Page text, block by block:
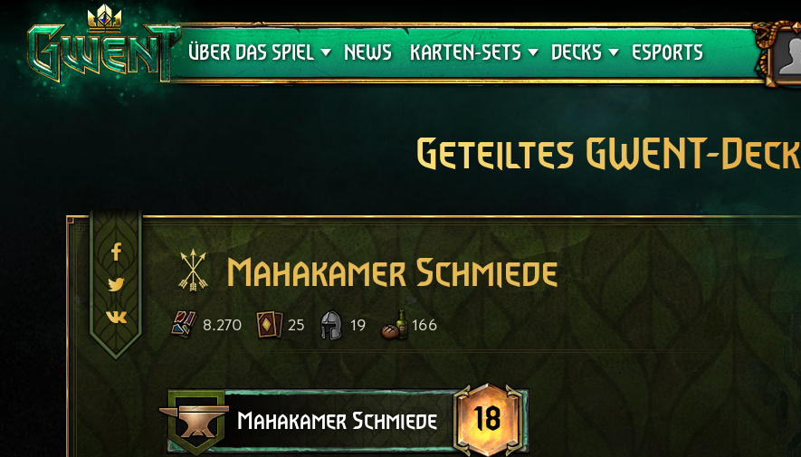
ÜBER DAS SPIEL
Support
NEWS KARTEN-SETS
Crimson Curse
DECKS
Deck-Leitfäden
ESPORTS
Geteiltes GWENT-Deck
Mahakamer Schmiede
8.270 25 19 166
Mahakamer Schmiede 18